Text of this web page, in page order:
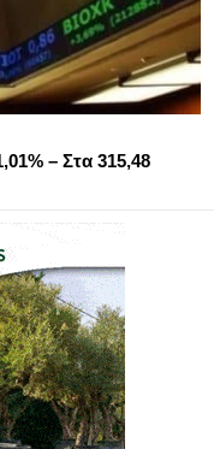
– Στα 315,48